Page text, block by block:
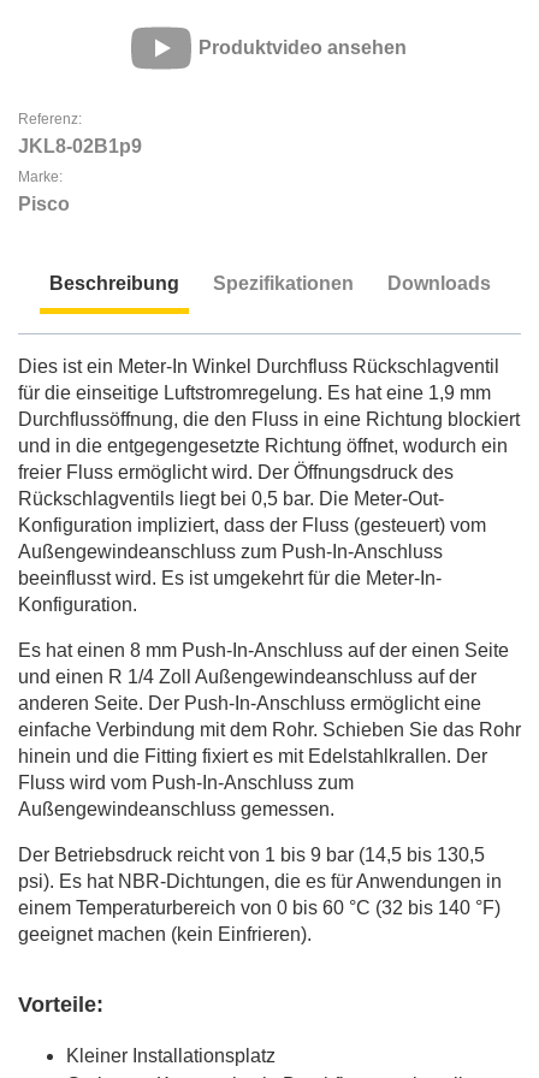
Produktvideo ansehen
Referenz:
JKL8-02B1p9
Marke:
Pisco
Beschreibung Spezifikationen Downloads
Dies ist ein Meter-In Winkel Durchfluss Rückschlagventil
für die einseitige Luftstromregelung. Es hat eine 1,9 mm
Durchflussöffnung, die den Fluss in eine Richtung blockiert
und in die entgegengesetzte Richtung öffnet, wodurch ein
freier Fluss ermöglicht wird. Der Öffnungsdruck des
Rückschlagventils liegt bei 0,5 bar. Die Meter-Out-
Konfiguration impliziert, dass der Fluss (gesteuert) vom
Außengewindeanschluss zum Push-In-Anschluss
beeinflusst wird. Es ist umgekehrt für die Meter-In-
Konfiguration.
Es hat einen 8 mm Push-In-Anschluss auf der einen Seite
und einen R 1/4 Zoll Außengewindeanschluss auf der
anderen Seite. Der Push-In-Anschluss ermöglicht eine
einfache Verbindung mit dem Rohr. Schieben Sie das Rohr
hinein und die Fitting fixiert es mit Edelstahlkrallen. Der
Fluss wird vom Push-In-Anschluss zum
Außengewindeanschluss gemessen.
Der Betriebsdruck reicht von 1 bis 9 bar (14,5 bis 130,5
psi). Es hat NBR-Dichtungen, die es für Anwendungen in
einem Temperaturbereich von 0 bis 60 °C (32 bis 140 °F)
geeignet machen (kein Einfrieren).
Vorteile:
Kleiner Installationsplatz